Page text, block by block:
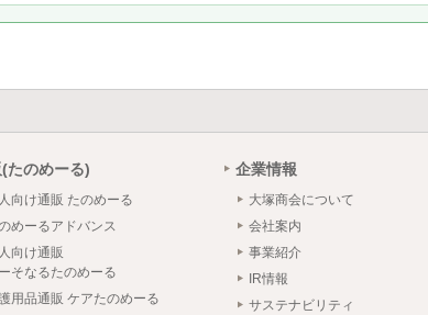
たのめーる)
向け通販 たのめーる
めーるアドバンス
向け通販
そなるたのめーる
用品通販 ケアたのめーる
企業情報
大塚商会について
会社案内
事業紹介
IR情報
サステナビリティ